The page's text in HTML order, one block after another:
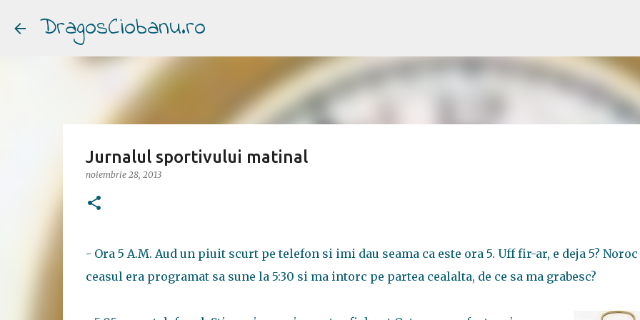
DragosCiobanu.ro
Jurnalul sportivului matinal
noiembrie 28, 2013
- Ora 5 A.M. Aud un piuit scurt pe telefon si imi dau seama ca este ora 5. Uff fir-ar, e deja 5? Noroc
ceasul era programat sa sune la 5:30 si ma intorc pe partea cealalta, de ce sa ma grabesc?